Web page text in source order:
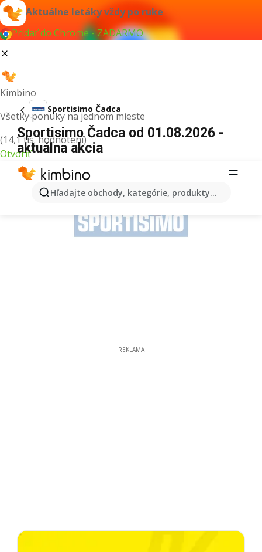
Aktuálne letáky vždy po ruke
Pridať do Chrome - ZADARMO
Kimbino
Všetky ponuky na jednom mieste
(14,1 tis. hodnotení)
Otvoriť
Hľadajte obchody, kategórie, produkty...
Sportisimo Čadca
Sportisimo Čadca od 01.08.2026 -
aktuálna akcia
REKLAMA